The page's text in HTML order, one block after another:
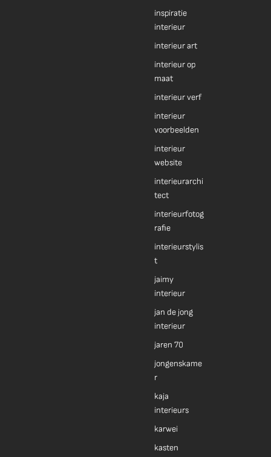
inspiratie
interieur
interieur art
interieur op
maat
interieur verf
interieur
voorbeelden
interieur
website
interieurarchi
tect
interieurfotog
rafie
interieurstylis
t
jaimy
interieur
jan de jong
interieur
jaren 70
jongenskame
r
kaja
interieurs
karwei
kasten